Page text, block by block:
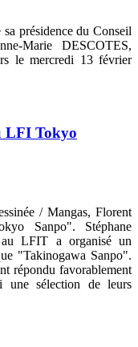
présidence du Conseil
Marie DESCOTES,
le mercredi 13 février
LFI Tokyo
/ Mangas, Florent
Sanpo". Stéphane
LFIT a organisé un
"Takinogawa Sanpo".
répondu favorablement
une sélection de leurs